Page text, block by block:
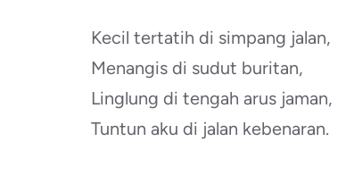
Kecil tertatih di simpang jalan,
Menangis di sudut buritan,
Linglung di tengah arus jaman,
Tuntun aku di jalan kebenaran.